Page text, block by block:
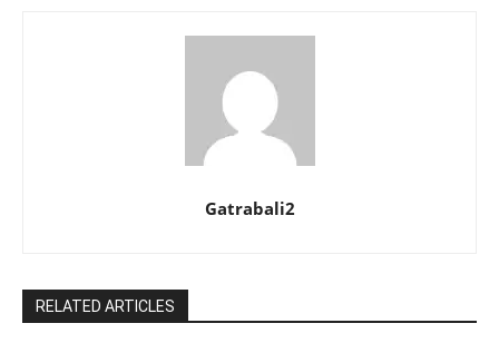
Gatrabali2
RELATED ARTICLES